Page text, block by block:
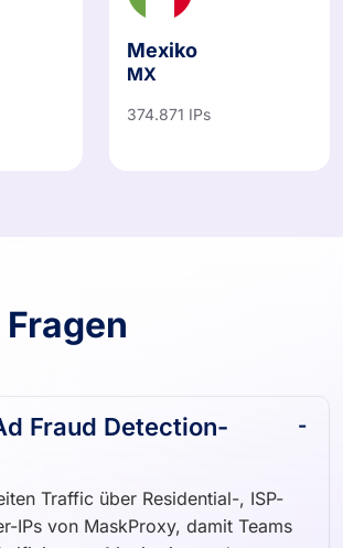
Mexiko
MX
Fraud Detection-
Traffic über Residential-, ISP-